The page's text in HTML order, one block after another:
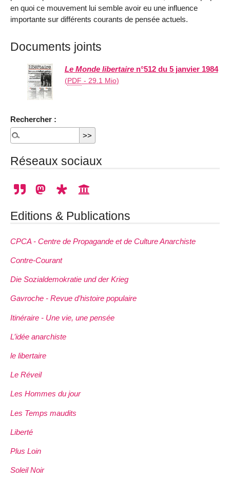
en quoi ce mouvement lui semble avoir eu une influence
importante sur différents courants de pensée actuels.
Documents joints
Le Monde libertairen°512 du 5 janvier 1984
(PDF - 29.1 Mio)
Rechercher :
Réseaux sociaux
Editions & Publications
CPCA - Centre de Propagande et de Culture Anarchiste
Contre-Courant
Die Sozialdemokratie und der Krieg
Gavroche - Revue d’histoire populaire
Itinéraire - Une vie, une pensée
L’idée anarchiste
le libertaire
Le Réveil
Les Hommes du jour
Les Temps maudits
Liberté
Plus Loin
Soleil Noir